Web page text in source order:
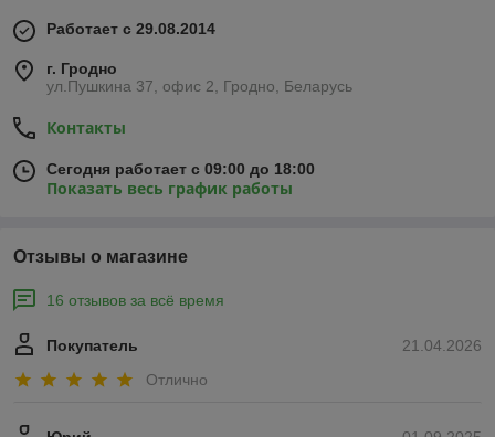
Работает с 29.08.2014
г. Гродно
ул.Пушкина 37, офис 2, Гродно, Беларусь
Контакты
Сегодня работает с 09:00 до 18:00
Показать весь график работы
Отзывы о магазине
16 отзывов за всё время
21.04.2026
Покупатель
Отлично